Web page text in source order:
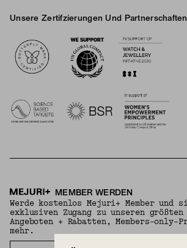
Unsere Zertifzierungen Und Partnerschaften
MEMBER WERDEN
Werde kostenlos Mejuri+ Member und
exklusiven Zugang zu unseren größten
Angeboten + Rabatten, Members-only-
mehr.